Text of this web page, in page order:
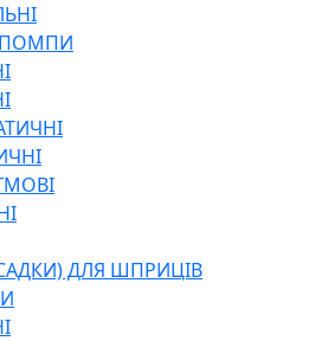
ПОМПИ
ДЛЯ ШПРИЦІВ